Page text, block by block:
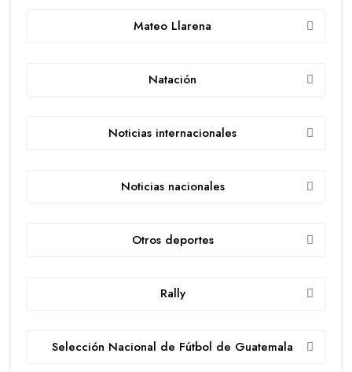
Mateo Llarena
Natación
Noticias internacionales
Noticias nacionales
Otros deportes
Rally
Selección Nacional de Fútbol de Guatemala